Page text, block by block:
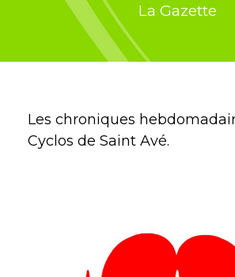
La Gazette
Les chroniques
Cyclos de Saint Avé.